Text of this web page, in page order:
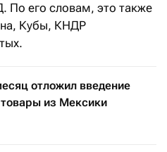
По его словам, это также
Кубы, КНДР
отложил введение
из Мексики